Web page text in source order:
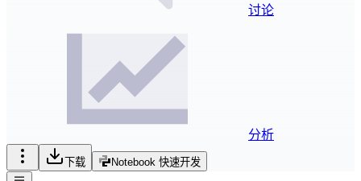
讨论
分析
下载 Notebook 快速开发